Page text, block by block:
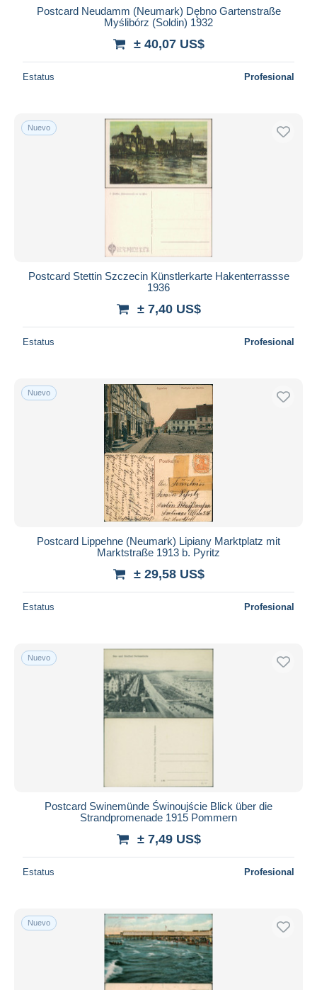
Postcard Neudamm (Neumark) Dębno Gartenstraße
Myślibórz (Soldin) 1932
± 40,07 US$
Estatus Profesional
Nuevo
Postcard Stettin Szczecin Künstlerkarte Hakenterrassse
1936
± 7,40 US$
Estatus Profesional
Nuevo
Postcard Lippehne (Neumark) Lipiany Marktplatz mit
Marktstraße 1913 b. Pyritz
± 29,58 US$
Estatus Profesional
Nuevo
Postcard Swinemünde Świnoujście Blick über die
Strandpromenade 1915 Pommern
± 7,49 US$
Estatus Profesional
Nuevo